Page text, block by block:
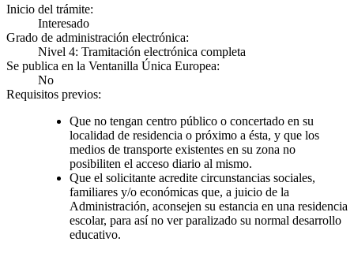
Inicio del trámite:
Interesado
Grado de administración electrónica:
Nivel 4: Tramitación electrónica completa
Se publica en la Ventanilla Única Europea:
No
Requisitos previos:
Que no tengan centro público o concertado en su
localidad de residencia o próximo a ésta, y que los
medios de transporte existentes en su zona no
posibiliten el acceso diario al mismo.
Que el solicitante acredite circunstancias sociales,
familiares y/o económicas que, a juicio de la
Administración, aconsejen su estancia en una residencia
escolar, para así no ver paralizado su normal desarrollo
educativo.